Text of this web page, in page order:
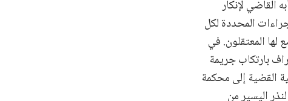
القاضي لإنكار
المحددة لكل
المعتقلون. في
بارتكاب جريمة
القضية إلى محكمة
اليسير من